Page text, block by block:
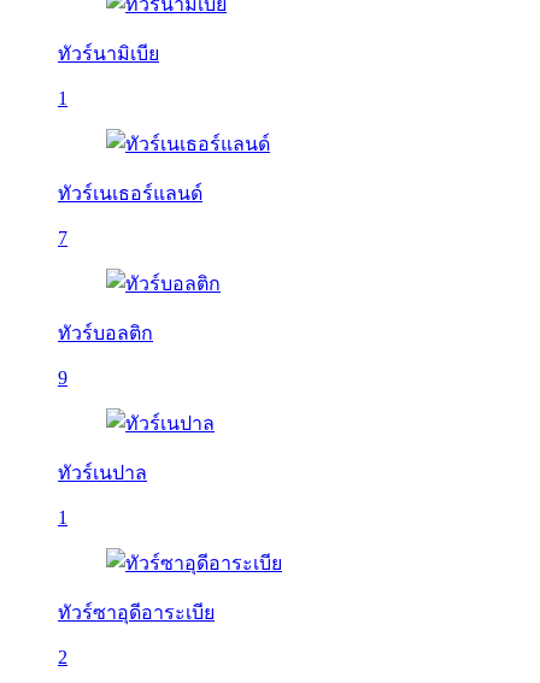
ทัวร์นามิเบีย
1
ทัวร์เนเธอร์แลนด์
7
ทัวร์บอลติก
9
ทัวร์เนปาล
1
ทัวร์ซาอุดีอาระเบีย
2